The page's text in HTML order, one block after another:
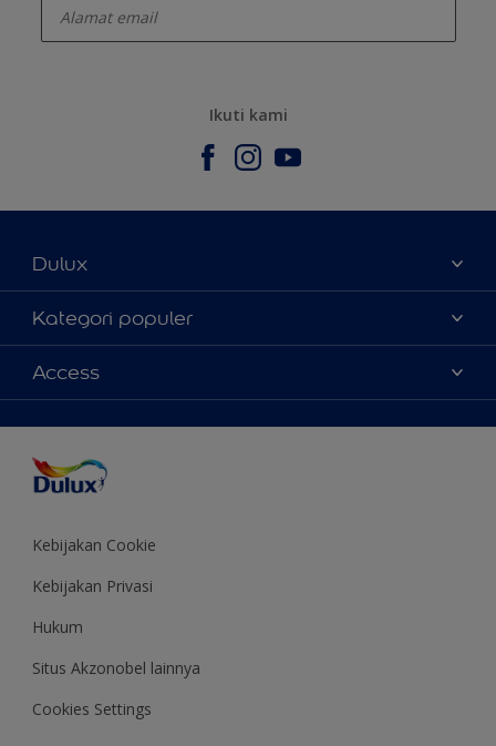
Ikuti kami
Dulux
Tentang Kami
Contact us
Temukan toko
Kategori populer
Warna
Produk
Inspirasi
Saran Mendekorasi
Colour of the Year
Access
Kebijakan Cookie
Kebijakan Privasi
Hukum
Situs Akzonobel lainnya
Cookies Settings